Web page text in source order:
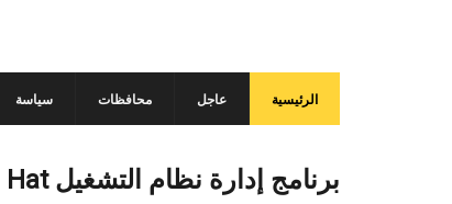
الرئيسية عاجل محافظات سياسة
برنامج إدارة نظام التشغيل Red Hat – المستوى الأول